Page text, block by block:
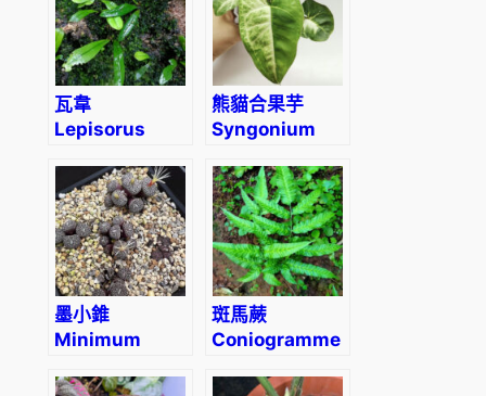
瓦韋
Lepisorus
(Kaulf.) Ching
熊貓合果芋
Syngonium
墨小錐
Minimum
斑馬蕨
Coniogramme
‘Golden